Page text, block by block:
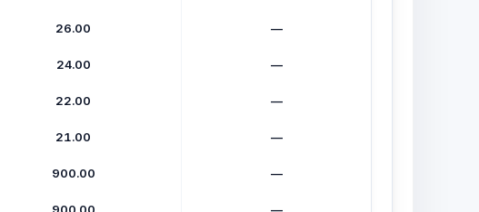
26.00 —
24.00 —
22.00 —
21.00 —
900.00 —